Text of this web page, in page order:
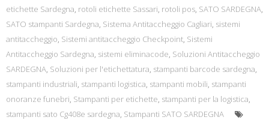
etichette Sardegna, rotoli etichette Sassari, rotoli pos, SATO SARDEGNA,
SATO stampanti Sardegna, Sistema Antitaccheggio Cagliari, sistemi
antitaccheggio, Sistemi antitaccheggio Checkpoint, Sistemi
Antitaccheggio Sardegna, sistemi eliminacode, Soluzioni Antitaccheggio
SARDEGNA, Soluzioni per l'etichettatura, stampanti barcode sardegna,
stampanti industriali, stampanti logistica, stampanti mobili, stampanti
onoranze funebri, Stampanti per etichette, stampanti per la logistica,
stampanti sato Cg408e sardegna, Stampanti SATO SARDEGNA